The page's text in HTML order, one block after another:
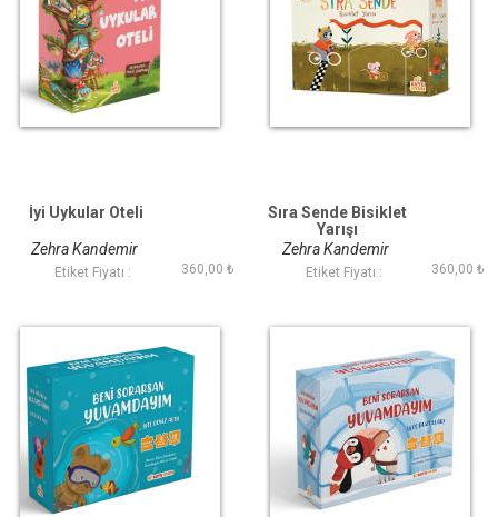
İyi Uykular Oteli
Zehra Kandemir
Etiket Fiyatı : 360,00 ₺
Sıra Sende Bisiklet
Yarışı
Zehra Kandemir
Etiket Fiyatı : 360,00 ₺